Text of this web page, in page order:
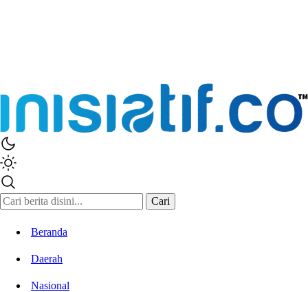
Inisiatif.co
Stay Connected Stay Informed
Cari
Beranda
Daerah
Nasional